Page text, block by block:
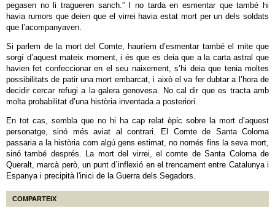
pegasen no li tragueren sanch.” I no tarda en esmentar que també hi
havia rumors que deien que el virrei havia estat mort per un dels soldats
que l’acompanyaven.
Si parlem de la mort del Comte, hauríem d’esmentar també el mite que
sorgí d’aquest mateix moment, i és que es deia que a la carta astral que
havien fet confeccionar en el seu naixement, s’hi deia que tenia moltes
possibilitats de patir una mort embarcat, i això el va fer dubtar a l’hora de
decidir cercar refugi a la galera genovesa. No cal dir que es tracta amb
molta probabilitat d’una història inventada a posteriori.
En tot cas, sembla que no hi ha cap relat èpic sobre la mort d’aquest
personatge, sinó més aviat al contrari. El Comte de Santa Coloma
passaria a la història com algú gens estimat, no només fins la seva mort,
sinó també després. La mort del virrei, el comte de Santa Coloma de
Queralt, marcà però, un punt d´inflexió en el trencament entre Catalunya i
Espanya i precipità l'inici de la Guerra dels Segadors.
COMPARTEIX